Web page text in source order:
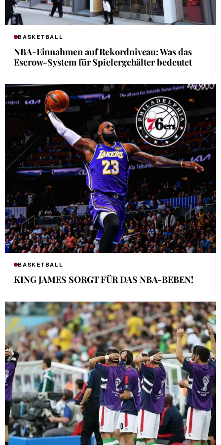
BASKETBALL
NBA-Einnahmen auf Rekordniveau: Was das
Escrow-System für Spielergehälter bedeutet
BASKETBALL
KING JAMES SORGT FÜR DAS NBA-BEBEN!